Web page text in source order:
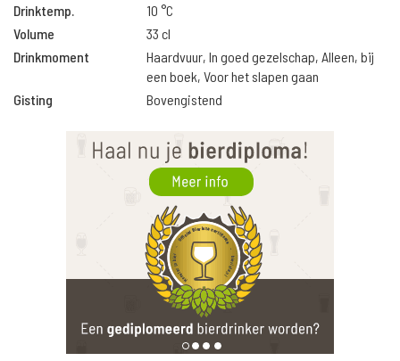
Drinktemp.
10 °C
Volume
33 cl
Drinkmoment
Haardvuur, In goed gezelschap, Alleen, bij
een boek, Voor het slapen gaan
Gisting
Bovengistend